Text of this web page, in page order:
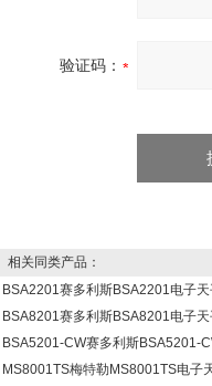
验证码：
相关同类产品：
BSA2201赛多利斯BSA2201电子
BSA8201赛多利斯BSA8201电子
BSA5201-CW赛多利斯BSA5201-
MS8001TS梅特勒MS8001TS电子